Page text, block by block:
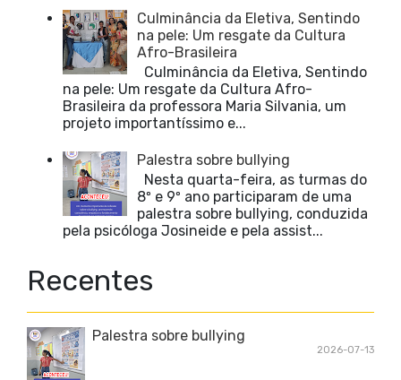
Culminância da Eletiva, Sentindo
na pele: Um resgate da Cultura
Afro-Brasileira
Culminância da Eletiva, Sentindo
na pele: Um resgate da Cultura Afro-
Brasileira da professora Maria Silvania, um
projeto importantíssimo e...
Palestra sobre bullying
Nesta quarta-feira, as turmas do
8º e 9º ano participaram de uma
palestra sobre bullying, conduzida
pela psicóloga Josineide e pela assist...
Recentes
Palestra sobre bullying
2026-07-13